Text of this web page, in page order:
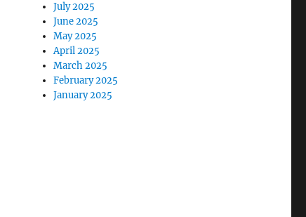
July 2025
June 2025
May 2025
April 2025
March 2025
February 2025
January 2025